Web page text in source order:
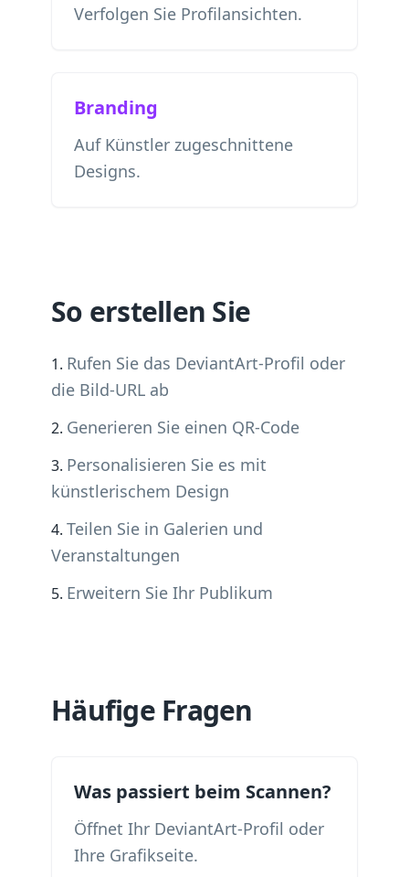
Verfolgen Sie Profilansichten.
Branding
Auf Künstler zugeschnittene
Designs.
So erstellen Sie
Rufen Sie das DeviantArt-Profil oder
die Bild-URL ab
Generieren Sie einen QR-Code
Personalisieren Sie es mit
künstlerischem Design
Teilen Sie in Galerien und
Veranstaltungen
Erweitern Sie Ihr Publikum
Häufige Fragen
Was passiert beim Scannen?
Öffnet Ihr DeviantArt-Profil oder
Ihre Grafikseite.